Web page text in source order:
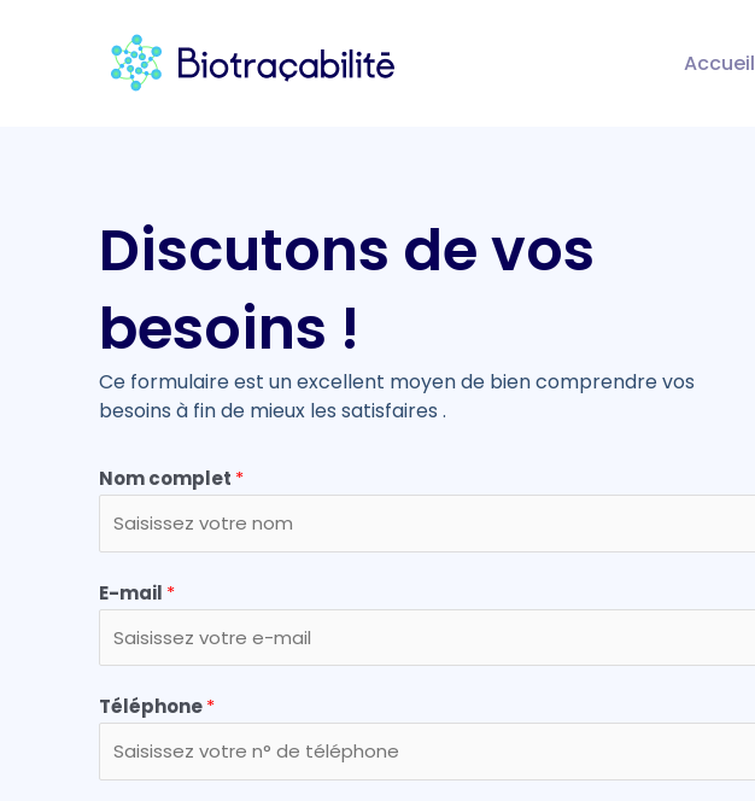
Accueil
Discutons de vos
besoins !
Ce formulaire est un excellent moyen de bien comprendre vos
besoins à fin de mieux les satisfaires .
Nom complet *
E-mail *
Téléphone*